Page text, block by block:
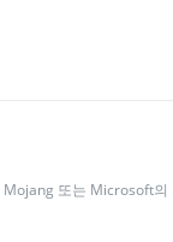
또는 Microsoft의